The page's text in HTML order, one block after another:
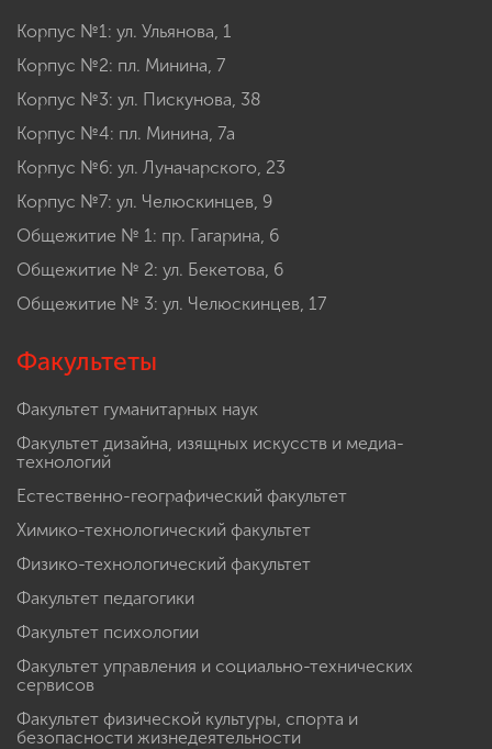
Корпус №1: ул. Ульянова, 1
Корпус №2: пл. Минина, 7
Корпус №3: ул. Пискунова, 38
Корпус №4: пл. Минина, 7а
Корпус №6: ул. Луначарского, 23
Корпус №7: ул. Челюскинцев, 9
Общежитие № 1: пр. Гагарина, 6
Общежитие № 2: ул. Бекетова, 6
Общежитие № 3: ул. Челюскинцев, 17
Факультеты
Факультет гуманитарных наук
Факультет дизайна, изящных искусств и медиа-
технологий
Естественно-географический факультет
Химико-технологический факультет
Физико-технологический факультет
Факультет педагогики
Факультет психологии
Факультет управления и социально-технических
сервисов
Факультет физической культуры, спорта и
безопасности жизнедеятельности